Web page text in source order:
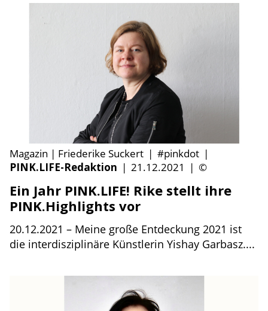
Magazin | Friederike Suckert | #pinkdot |
PINK.LIFE-Redaktion | 21.12.2021 | ©
Ein Jahr PINK.LIFE! Rike stellt ihre
PINK.Highlights vor
20.12.2021 – Meine große Entdeckung 2021 ist
die interdisziplinäre Künstlerin Yishay Garbasz....